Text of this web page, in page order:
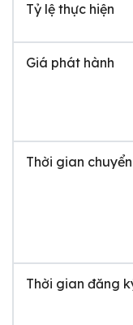
Tỷ lệ thực hiện
Giá phát hành
Thời gian
Thời gian đăng